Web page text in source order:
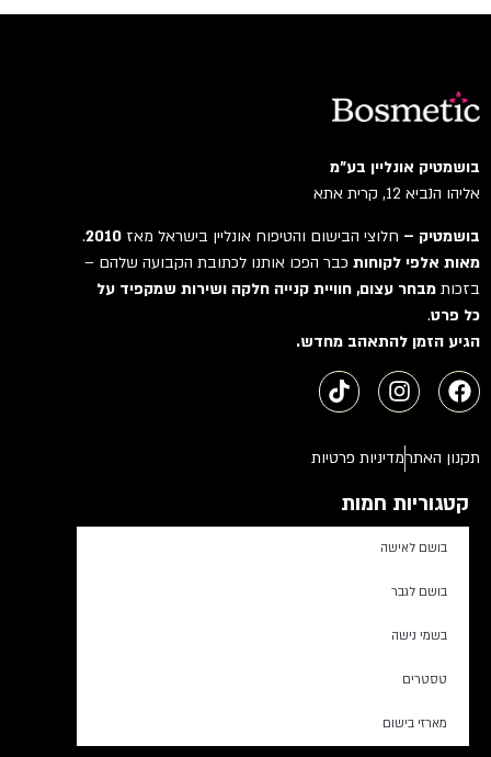
בושמטיק אונליין בע"מ
אליהו הנביא 12, קרית אתא
בושמטיק –חלוצי הבישום והטיפוח אונליין בישראל מאז2010
.
מאות אלפי לקוחותכבר הפכו אותנו לכתובת הקבועה שלהם –
בזכותמבחר עצום, חוויית קנייה חלקה ושירות שמקפיד על
כל פרט.
הגיע הזמן להתאהב מחדש.
תקנון האתרמדיניות פרטיות
קטגוריות חמות
בושם לאישה
בושם לגבר
בשמי נישה
טסטרים
מארזי בישום